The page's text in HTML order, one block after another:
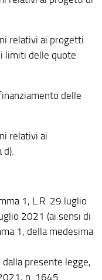
relativi ai progetti
limiti delle quote
delle
relativi ai
1, L.R. 29 luglio
2021 (ai sensi di
1, della medesima
presente legge,
n. 1645 .